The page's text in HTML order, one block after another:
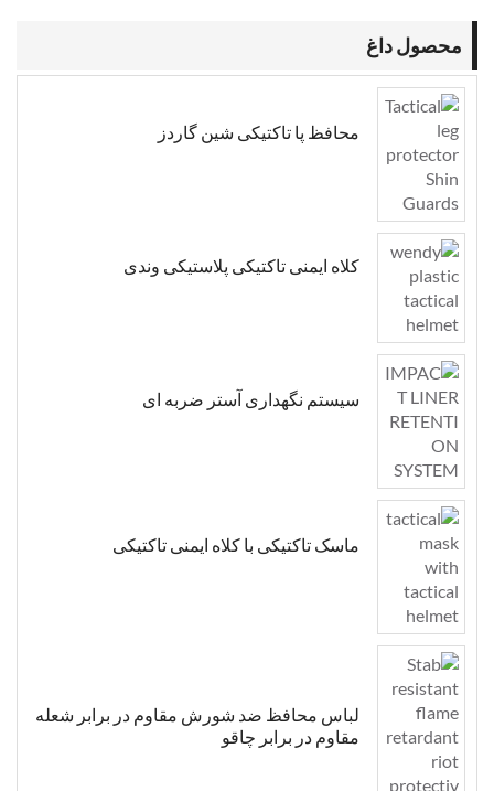
محصول داغ
محافظ پا تاکتیکی شین گاردز
کلاه ایمنی تاکتیکی پلاستیکی وندی
سیستم نگهداری آستر ضربه ای
ماسک تاکتیکی با کلاه ایمنی تاکتیکی
لباس محافظ ضد شورش مقاوم در برابر شعله
مقاوم در برابر چاقو